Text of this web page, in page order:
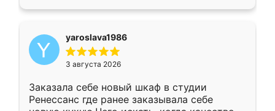
yaroslava1986
3 августа 2026
Заказала себе новый шкаф в студии
Ренессанс где ранее заказывала себе